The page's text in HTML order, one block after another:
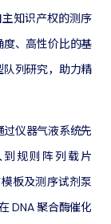
知识产权的测序
、高性价比的基
列研究，助力精
仪器气液系统先
到规则阵列载片
板及测序试剂泵
DNA 聚合酶催化